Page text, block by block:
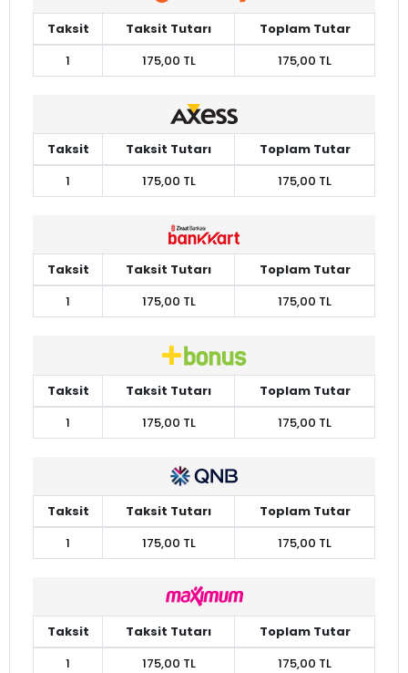
Taksit Taksit Tutarı
Toplam Tutar
1
175,00 TL 175,00 TL
Taksit Taksit Tutarı
Toplam Tutar
1
175,00 TL 175,00 TL
Taksit Taksit Tutarı
Toplam Tutar
1
175,00 TL 175,00 TL
Taksit Taksit Tutarı
Toplam Tutar
1
175,00 TL 175,00 TL
Taksit Taksit Tutarı
Toplam Tutar
1
175,00 TL 175,00 TL
Taksit Taksit Tutarı
Toplam Tutar
1
175,00 TL 175,00 TL